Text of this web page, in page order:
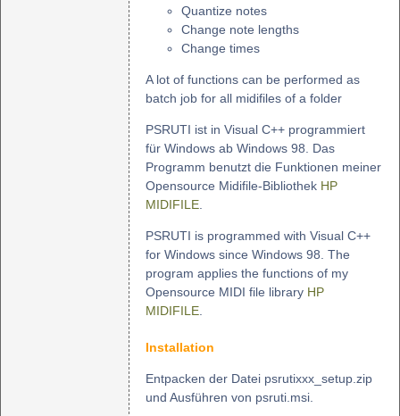
Quantize notes
Change note lengths
Change times
A lot of functions can be performed as
batch job for all midifiles of a folder
PSRUTI ist in Visual C++ programmiert
für Windows ab Windows 98. Das
Programm benutzt die Funktionen meiner
Opensource Midifile-Bibliothek HP
MIDIFILE
PSRUTI is programmed with Visual C++
for Windows since Windows 98. The
program applies the functions of my
Opensource MIDI file library HP
MIDIFILE
Installation
Entpacken der Datei psrutixxx_setup.zip
und Ausführen von psruti.msi.